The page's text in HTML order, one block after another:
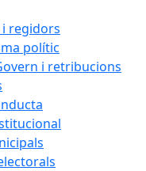
regidors
polític
i retribucions